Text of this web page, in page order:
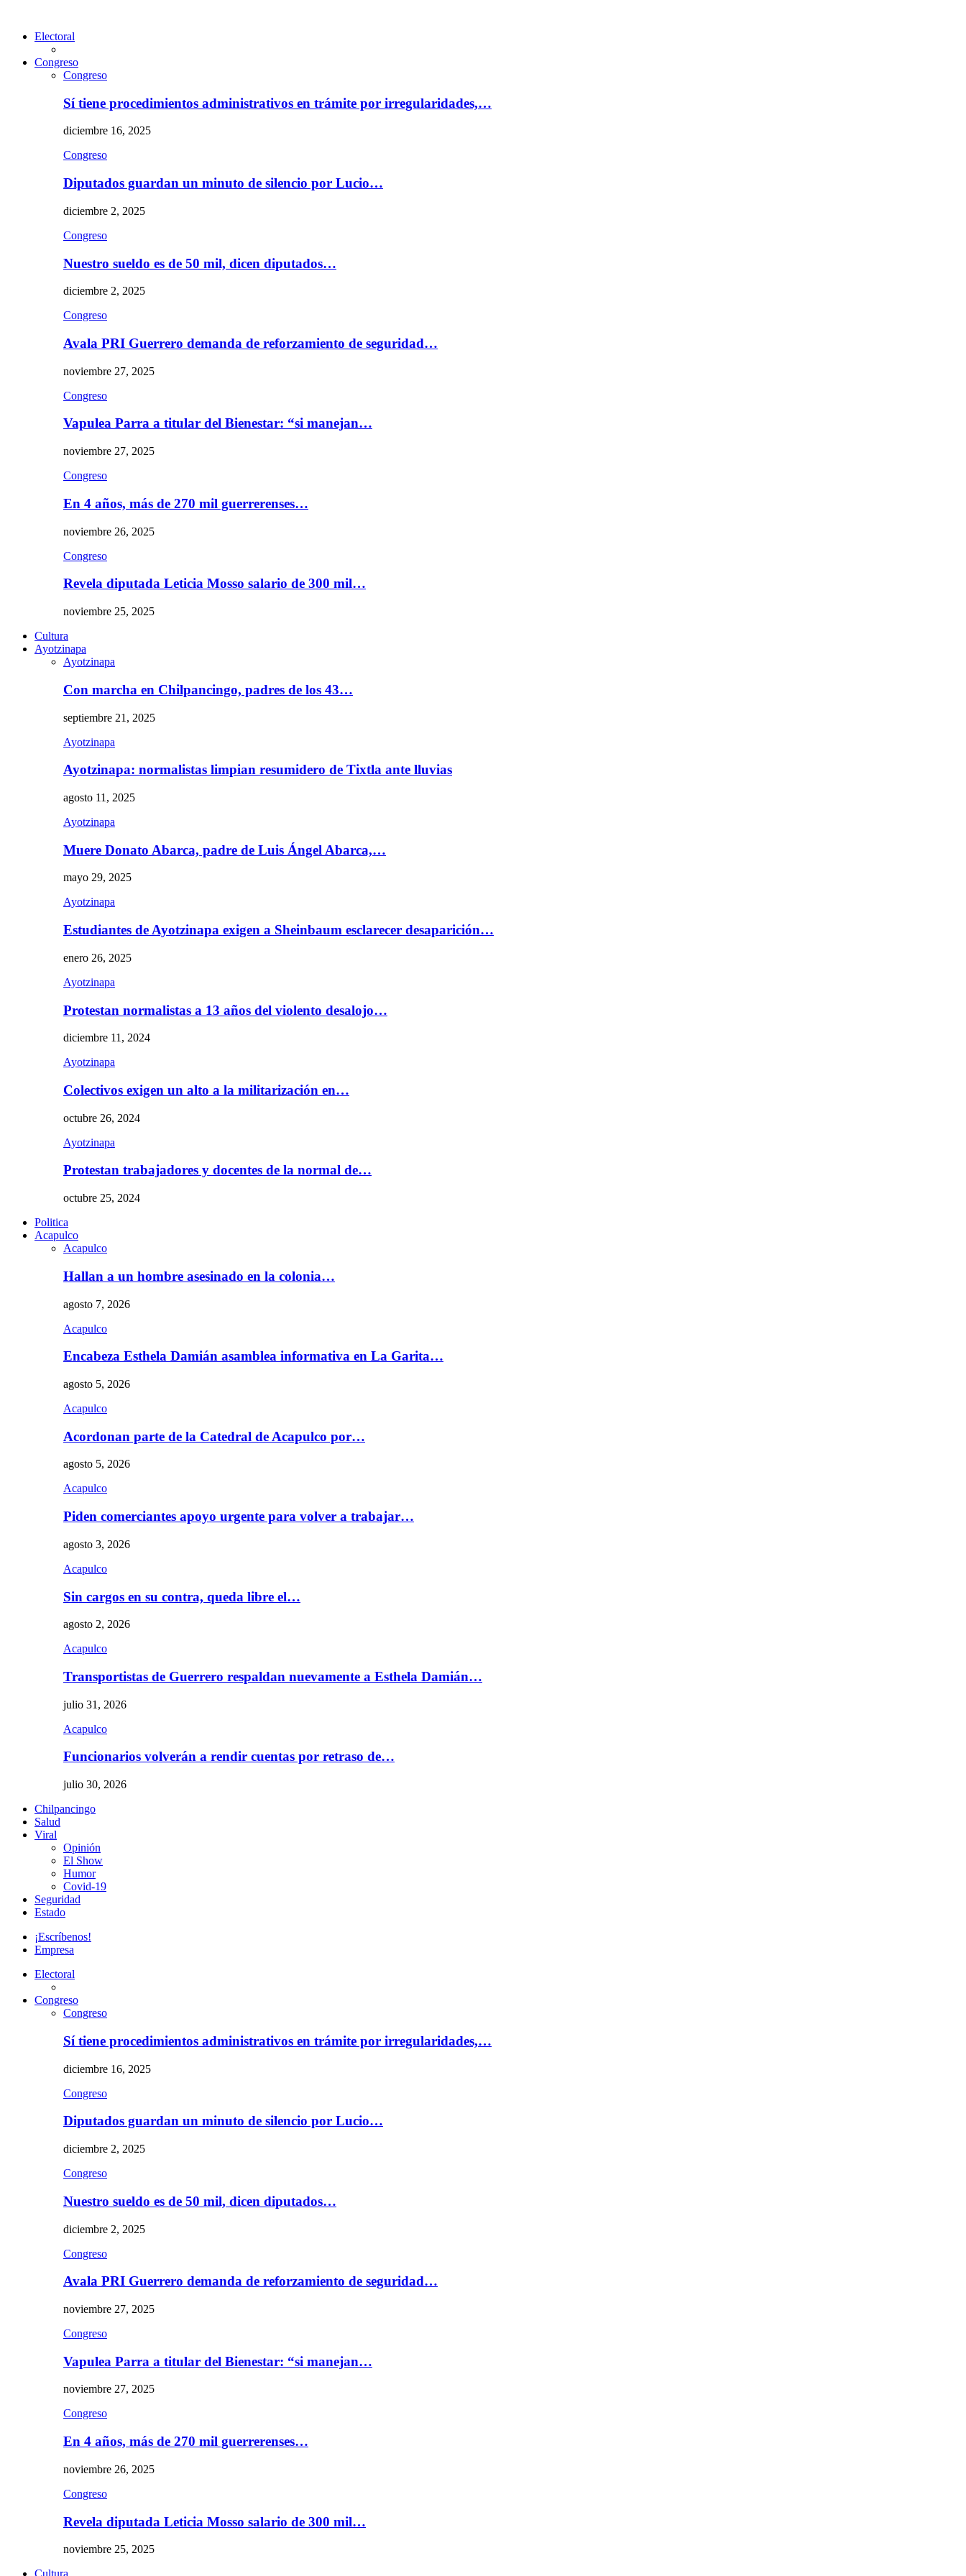
Electoral
Congreso
Congreso
Sí tiene procedimientos administrativos en trámite por irregularidades,…
diciembre 16, 2025
Congreso
Diputados guardan un minuto de silencio por Lucio…
diciembre 2, 2025
Congreso
Nuestro sueldo es de 50 mil, dicen diputados…
diciembre 2, 2025
Congreso
Avala PRI Guerrero demanda de reforzamiento de seguridad…
noviembre 27, 2025
Congreso
Vapulea Parra a titular del Bienestar: “si manejan…
noviembre 27, 2025
Congreso
En 4 años, más de 270 mil guerrerenses…
noviembre 26, 2025
Congreso
Revela diputada Leticia Mosso salario de 300 mil…
noviembre 25, 2025
Cultura
Ayotzinapa
Ayotzinapa
Con marcha en Chilpancingo, padres de los 43…
septiembre 21, 2025
Ayotzinapa
Ayotzinapa: normalistas limpian resumidero de Tixtla ante lluvias
agosto 11, 2025
Ayotzinapa
Muere Donato Abarca, padre de Luis Ángel Abarca,…
mayo 29, 2025
Ayotzinapa
Estudiantes de Ayotzinapa exigen a Sheinbaum esclarecer desaparición…
enero 26, 2025
Ayotzinapa
Protestan normalistas a 13 años del violento desalojo…
diciembre 11, 2024
Ayotzinapa
Colectivos exigen un alto a la militarización en…
octubre 26, 2024
Ayotzinapa
Protestan trabajadores y docentes de la normal de…
octubre 25, 2024
Politica
Acapulco
Acapulco
Hallan a un hombre asesinado en la colonia…
agosto 7, 2026
Acapulco
Encabeza Esthela Damián asamblea informativa en La Garita…
agosto 5, 2026
Acapulco
Acordonan parte de la Catedral de Acapulco por…
agosto 5, 2026
Acapulco
Piden comerciantes apoyo urgente para volver a trabajar…
agosto 3, 2026
Acapulco
Sin cargos en su contra, queda libre el…
agosto 2, 2026
Acapulco
Transportistas de Guerrero respaldan nuevamente a Esthela Damián…
julio 31, 2026
Acapulco
Funcionarios volverán a rendir cuentas por retraso de…
julio 30, 2026
Chilpancingo
Salud
Viral
Opinión
El Show
Humor
Covid-19
Seguridad
Estado
¡Escríbenos!
Empresa
Electoral
Congreso
Congreso
Sí tiene procedimientos administrativos en trámite por irregularidades,…
diciembre 16, 2025
Congreso
Diputados guardan un minuto de silencio por Lucio…
diciembre 2, 2025
Congreso
Nuestro sueldo es de 50 mil, dicen diputados…
diciembre 2, 2025
Congreso
Avala PRI Guerrero demanda de reforzamiento de seguridad…
noviembre 27, 2025
Congreso
Vapulea Parra a titular del Bienestar: “si manejan…
noviembre 27, 2025
Congreso
En 4 años, más de 270 mil guerrerenses…
noviembre 26, 2025
Congreso
Revela diputada Leticia Mosso salario de 300 mil…
noviembre 25, 2025